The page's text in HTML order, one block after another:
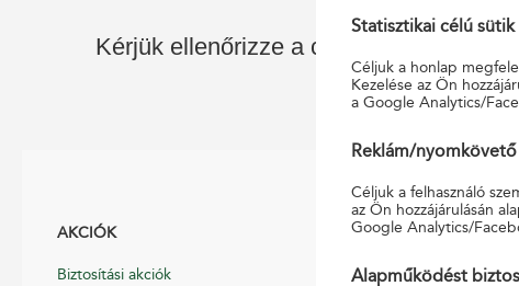
Kérjük ellenőrizze a címet, vagy kezdje
Statisztikai célú sütik
Céljuk a honlap
Kezelése az Ön
a Google Analytics/
Reklám/
Céljuk a felhasználó
az Ön hozzájárulásán
Google Analytics/
Alapműködést
AKCIÓK
Biztosítási akciók
HASZNOS
Általános Szerződési